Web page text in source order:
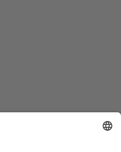
in den